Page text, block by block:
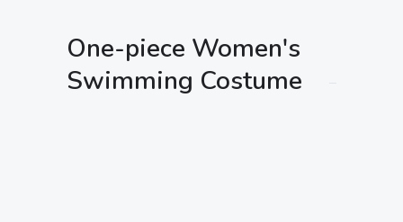
One-piece Women's
Swimming Costume